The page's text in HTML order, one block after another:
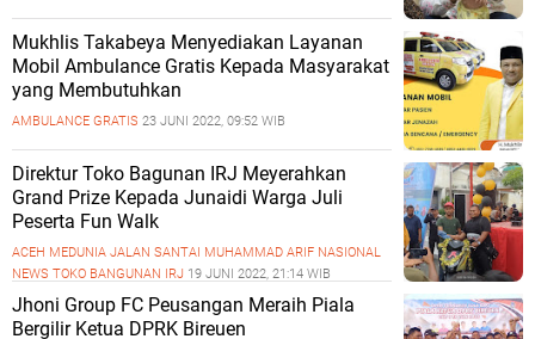
Mukhlis Takabeya Menyediakan Layanan
Mobil Ambulance Gratis Kepada Masyarakat
yang Membutuhkan
AMBULANCE GRATIS 23 JUNI 2022, 09:52 WIB
Direktur Toko Bagunan IRJ Meyerahkan
Grand Prize Kepada Junaidi Warga Juli
Peserta Fun Walk
ACEH MEDUNIA JALAN SANTAI MUHAMMAD ARIF NASIONAL
NEWS TOKO BANGUNAN IRJ 19 JUNI 2022, 21:14 WIB
Jhoni Group FC Peusangan Meraih Piala
Bergilir Ketua DPRK Bireuen